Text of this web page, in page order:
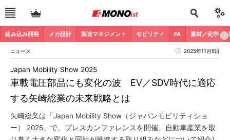
組み込み開発 メカ設計 製造マネジメント モビリティ FA 素材／化学
ニュース 2025年11月5日
車載電圧部品にも変化の波 EV／SDV時代に適応
する矢崎総業の未来戦略とは
Japan Mobility Show 2025
矢崎総業は「Japan Mobility Show（ジャパンモビリティショ
ー） 2025」で、プレスカンファレンスを開催。自動車産業を取